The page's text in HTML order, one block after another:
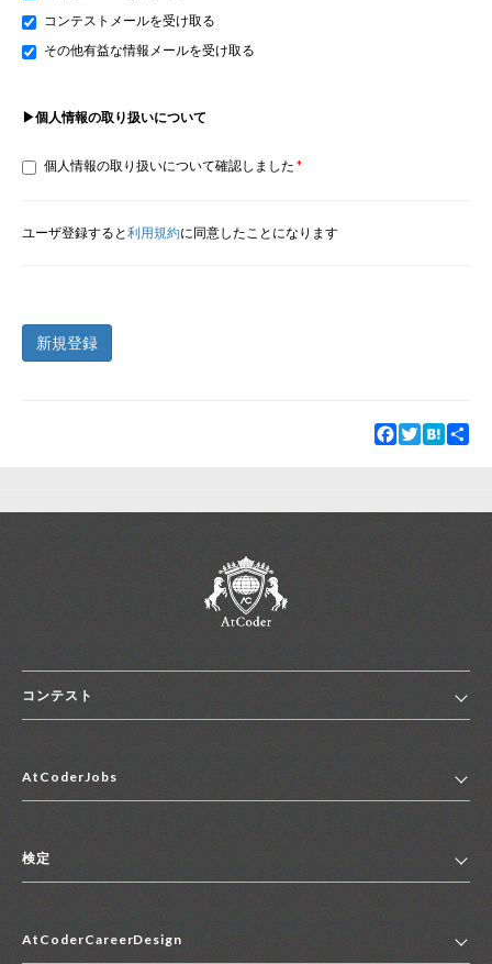
コンテストメールを受け取る
その他有益な情報メールを受け取る
▶個人情報の取り扱いについて
個人情報の取り扱いについて確認しました
ユーザ登録すると利用規約に同意したことになります
新規登録
Facebook
TwitterHatena
コンテスト
コンテスト一覧
便利リンク集
AtCoderJobs
2027年新卒採用求人一覧
中途採用求人一覧
検定
マイページ
AtCoderCareerDesign